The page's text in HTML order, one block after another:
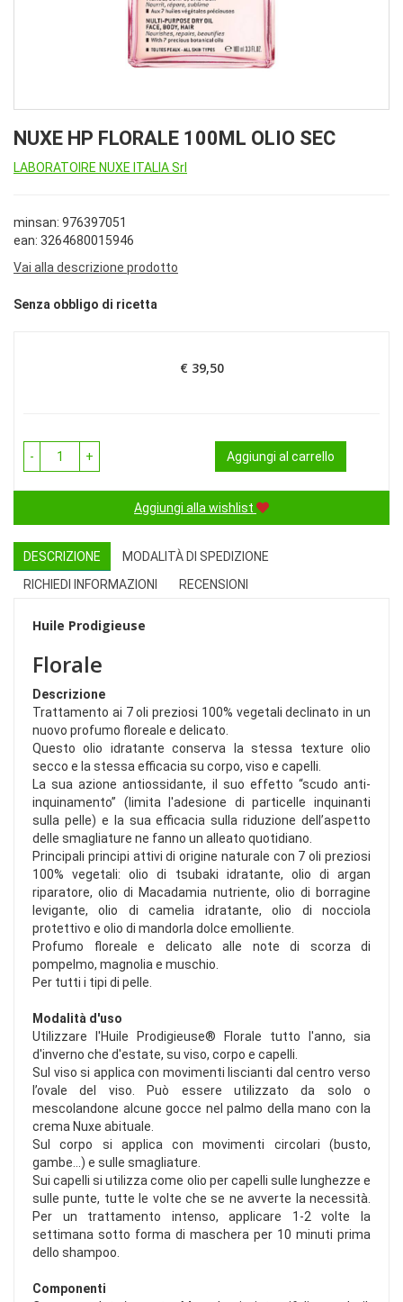
NUXE HP FLORALE 100ML OLIO SEC
LABORATOIRE NUXE ITALIA Srl
minsan: 976397051
ean: 3264680015946
Vai alla descrizione prodotto
Senza obbligo di ricetta
Prezzo
€ 39,50
- + Aggiungi al carrello
Aggiungi alla wishlist
DESCRIZIONE
MODALITÀ DI SPEDIZIONE
RICHIEDI INFORMAZIONI
RECENSIONI
Huile Prodigieuse
Florale
Descrizione
Trattamento ai 7 oli preziosi 100% vegetali declinato in un
nuovo profumo floreale e delicato.
Questo olio idratante conserva la stessa texture olio
secco e la stessa efficacia su corpo, viso e capelli.
La sua azione antiossidante, il suo effetto “scudo anti-
inquinamento” (limita l'adesione di particelle inquinanti
sulla pelle) e la sua efficacia sulla riduzione dell’aspetto
delle smagliature ne fanno un alleato quotidiano.
Principali principi attivi di origine naturale con 7 oli preziosi
100% vegetali: olio di tsubaki idratante, olio di argan
riparatore, olio di Macadamia nutriente, olio di borragine
levigante, olio di camelia idratante, olio di nocciola
protettivo e olio di mandorla dolce emolliente.
Profumo floreale e delicato alle note di scorza di
pompelmo, magnolia e muschio.
Per tutti i tipi di pelle.
Modalità d'uso
Utilizzare l'Huile Prodigieuse® Florale tutto l'anno, sia
d'inverno che d'estate, su viso, corpo e capelli.
Sul viso si applica con movimenti liscianti dal centro verso
l’ovale del viso. Può essere utilizzato da solo o
mescolandone alcune gocce nel palmo della mano con la
crema Nuxe abituale.
Sul corpo si applica con movimenti circolari (busto,
gambe...) e sulle smagliature.
Sui capelli si utilizza come olio per capelli sulle lunghezze e
sulle punte, tutte le volte che se ne avverte la necessità.
Per un trattamento intenso, applicare 1-2 volte la
settimana sotto forma di maschera per 10 minuti prima
dello shampoo.
Componenti